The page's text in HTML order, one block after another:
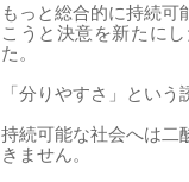
もっと総合的に持続
こうと決意を新たに
た。
「分りやすさ」とい
持続可能な社会へは二
きません。